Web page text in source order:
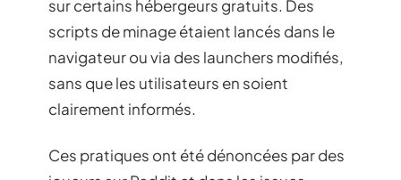
sur certains hébergeurs gratuits. Des
scripts de minage étaient lancés dans le
navigateur ou via des launchers modifiés,
sans que les utilisateurs en soient
clairement informés.
Ces pratiques ont été dénoncées par des